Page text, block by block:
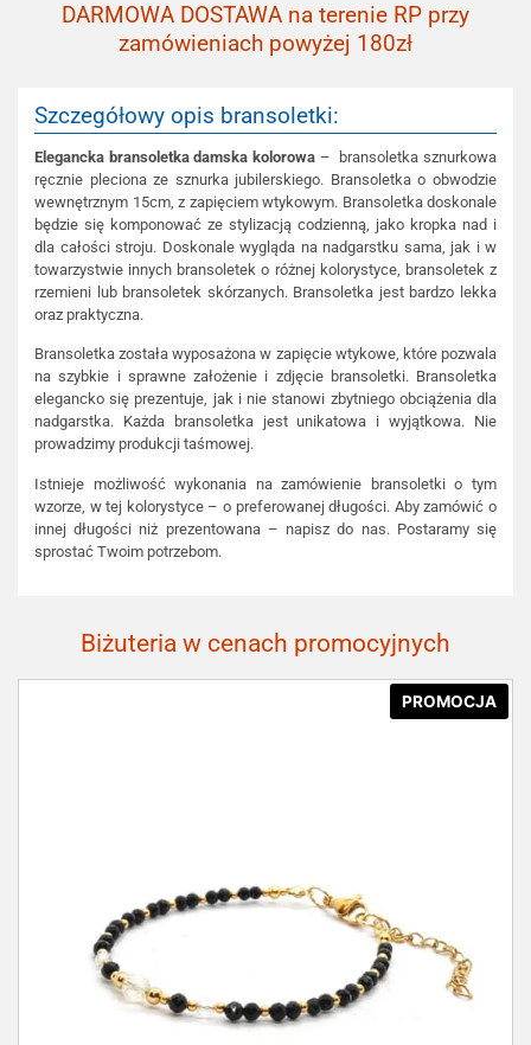
DARMOWA DOSTAWA na terenie RP przy
zamówieniach powyżej 180zł
Szczegółowy opis bransoletki:
Elegancka bransoletka damska kolorowa – bransoletka sznurkowa
ręcznie pleciona ze sznurka jubilerskiego. Bransoletka o obwodzie
wewnętrznym 15cm, z zapięciem wtykowym. Bransoletka doskonale
będzie się komponować ze stylizacją codzienną, jako kropka nad i
dla całości stroju. Doskonale wygląda na nadgarstku sama, jak i w
towarzystwie innych bransoletek o różnej kolorystyce, bransoletek z
rzemieni lub bransoletek skórzanych. Bransoletka jest bardzo lekka
oraz praktyczna.
Bransoletka została wyposażona w zapięcie wtykowe, które pozwala
na szybkie i sprawne założenie i zdjęcie bransoletki. Bransoletka
elegancko się prezentuje, jak i nie stanowi zbytniego obciążenia dla
nadgarstka. Każda bransoletka jest unikatowa i wyjątkowa. Nie
prowadzimy produkcji taśmowej.
Istnieje możliwość wykonania na zamówienie bransoletki o tym
wzorze, w tej kolorystyce – o preferowanej długości. Aby zamówić o
innej długości niż prezentowana – napisz do nas. Postaramy się
sprostać Twoim potrzebom.
Biżuteria w cenach promocyjnych
PROMOCJA